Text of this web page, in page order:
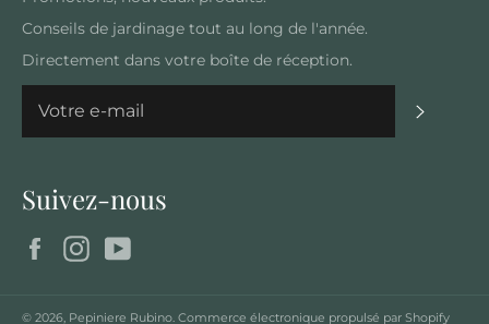
Conseils de jardinage tout au long de l'année.
Directement dans votre boîte de réception.
Suivez-nous
FacebookInstagram
© 2026, Pepiniere Rubino. Commerce électronique propulsé par Shopify